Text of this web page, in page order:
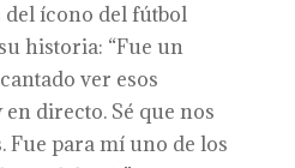
ícono del fútbol
historia: “Fue un
ver esos
directo. Sé que nos
Fue para mí uno de los